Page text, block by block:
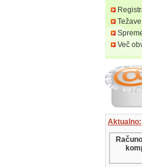
Več
Aktualno: